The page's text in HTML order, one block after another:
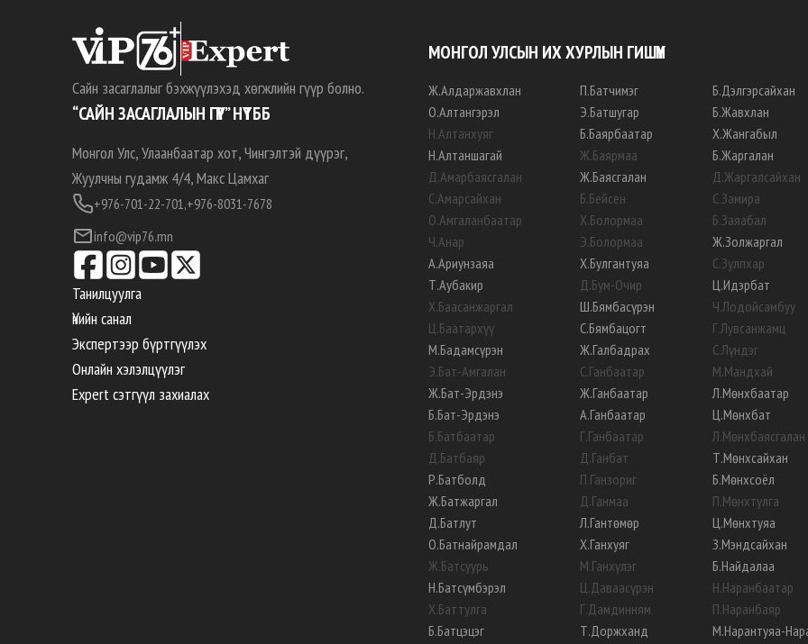
Сайн засаглалыг бэхжүүлэхэд хөгжлийн гүүр болно.
“САЙН ЗАСАГЛАЛЫН ГҮҮР” НҮТББ
Монгол Улс, Улаанбаатар хот, Чингэлтэй дүүрэг,
Жуулчны гудамж 4/4, Макс Цамхаг
+976-701-22-701,+976-8031-7678
info@vip76.mn
Танилцуулга
Үнийн санал
Экспертээр бүртгүүлэх
Онлайн хэлэлцүүлэг
Expert сэтгүүл захиалах
МОНГОЛ УЛСЫН ИХ ХУРЛЫН ГИШҮҮН
Ж.Алдаржавхлан
О.Алтангэрэл
Н.Алтанхуяг
Н.Алтаншагай
Д.Амарбаясгалан
С.Амарсайхан
О.Амгаланбаатар
Ч.Анар
А.Ариунзаяа
Т.Аубакир
Х.Баасанжаргал
Ц.Баатархүү
М.Бадамсүрэн
Э.Бат-Амгалан
Ж.Бат-Эрдэнэ
Б.Бат-Эрдэнэ
Б.Батбаатар
Д.Батбаяр
Р.Батболд
Ж.Батжаргал
Д.Батлут
О.Батнайрамдал
Ж.Батсуурь
Н.Батсүмбэрэл
Х.Баттулга
Б.Батцэцэг
П.Батчимэг
Э.Батшугар
Б.Баярбаатар
Ж.Баярмаа
Ж.Баясгалан
Б.Бейсен
Х.Болормаа
Э.Болормаа
Х.Булгантуяа
Д.Бум-Очир
Ш.Бямбасүрэн
С.Бямбацогт
Ж.Галбадрах
С.Ганбаатар
Ж.Ганбаатар
А.Ганбаатар
Г.Ганбаатар
Д.Ганбат
П.Ганзориг
Д.Ганмаа
Л.Гантөмөр
Х.Ганхуяг
М.Ганхүлэг
Ц.Даваасүрэн
Г.Дамдинням
Т.Доржханд
Б.Дэлгэрсайхан
Б.Жавхлан
Х.Жангабыл
Б.Жаргалан
Д.Жаргалсайхан
С.Замира
Б.Заяабал
Ж.Золжаргал
С.Зулпхар
Ц.Идэрбат
Ч.Лодойсамбуу
Г.Лувсанжамц
С.Лүндэг
М.Мандхай
Л.Мөнхбаатар
Ц.Мөнхбат
Л.Мөнхбаясгалан
Т.Мөнхсайхан
Б.Мөнхсоёл
П.Мөнхтулга
Ц.Мөнхтуяа
З.Мэндсайхан
Б.Найдалаа
Н.Наранбаатар
П.Наранбаяр
М.Нарантуяа-